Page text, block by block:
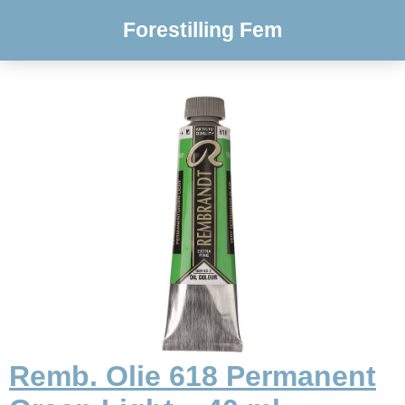
Forestilling Fem
Remb. Olie 618 Permanent